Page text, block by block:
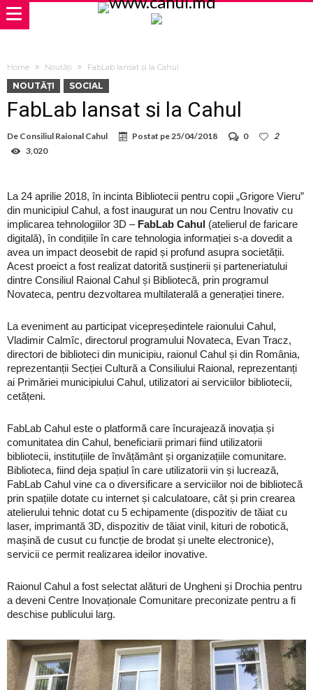
Home Noutăți FabLab lansat și la Cahul
NOUTĂȚI SOCIAL
FabLab lansat și la Cahul
De Consiliul Raional Cahul Postat pe25/04/2018 0
2
3,020
La 24 aprilie 2018, în incinta Bibliotecii pentru copii „Grigore Vieru”
din municipiul Cahul, a fost inaugurat un nou Centru Inovativ cu
implicarea tehnologiilor 3D – FabLab Cahul (atelierul de faricare
digitală), în condițiile în care tehnologia informației s-a dovedit a
avea un impact deosebit de rapid și profund asupra societății.
Acest proeict a fost realizat datorită susținerii și parteneriatului
dintre Consiliul Raional Cahul și Bibliotecă, prin programul
Novateca, pentru dezvoltarea multilaterală a generației tinere.
La eveniment au participat vicepreședintele raionului Cahul,
Vladimir Calmîc, directorul programului Novateca, Evan Tracz,
directori de biblioteci din municipiu, raionul Cahul și din România,
reprezentanții Secției Cultură a Consiliului Raional, reprezentanți
ai Primăriei municipiului Cahul, utilizatori ai serviciilor bibliotecii,
cetățeni.
FabLab Cahul este o platformă care încurajează inovația și
comunitatea din Cahul, beneficiarii primari fiind utilizatorii
bibliotecii, instituțiile de învățământ și organizațiile comunitare.
Biblioteca, fiind deja spațiul în care utilizatorii vin și lucrează,
FabLab Cahul vine ca o diversificare a serviciilor noi de bibliotecă
prin spațiile dotate cu internet și calculatoare, cât și prin crearea
atelierului tehnic dotat cu 5 echipamente (dispozitiv de tăiat cu
laser, imprimantă 3D, dispozitiv de tăiat vinil, kituri de robotică,
mașină de cusut cu funcție de brodat și unelte electronice),
servicii ce permit realizarea ideilor inovative.
Raionul Cahul a fost selectat alături de Ungheni și Drochia pentru
a deveni Centre Inovaționale Comunitare preconizate pentru a fi
deschise publicului larg.